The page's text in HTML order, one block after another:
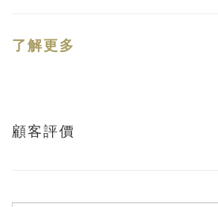
了解更多
顧客評價